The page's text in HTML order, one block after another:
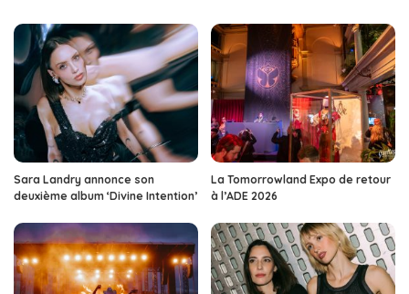
Sara Landry annonce son
deuxième album ‘Divine Intention’
La Tomorrowland Expo de retour
à l’ADE 2026